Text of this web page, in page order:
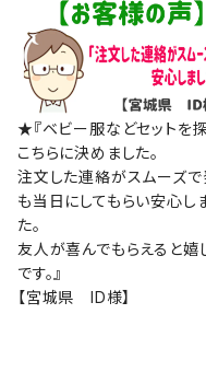
★『ベビー服などセットを
こちらに決めました。
注文した連絡がスムーズで
も当日にしてもらい安心し
た。
友人が喜んでもらえると嬉
です。』
【宮城県 ID様】